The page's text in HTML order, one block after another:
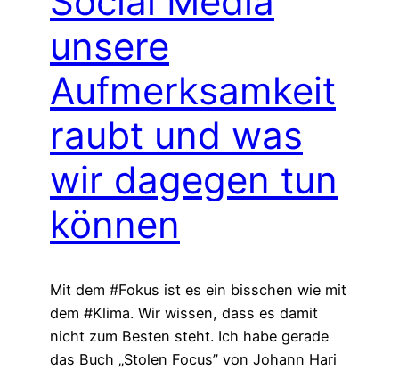
unsere
Aufmerksamkeit
raubt und was
wir dagegen tun
können
Mit dem #Fokus ist es ein bisschen wie mit
dem #Klima. Wir wissen, dass es damit
nicht zum Besten steht. Ich habe gerade
das Buch „Stolen Focus” von Johann Hari